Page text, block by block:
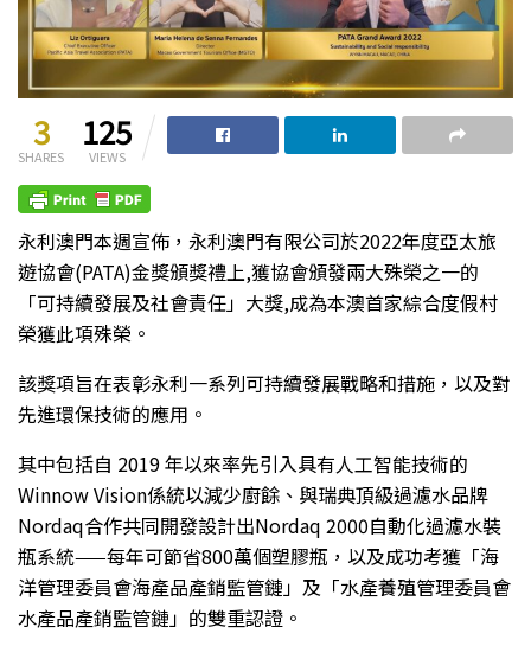
3
SHARES
125
VIEWS
永利澳門本週宣佈，永利澳門有限公司於2022年度亞太旅
遊協會(PATA)金獎頒獎禮上,獲協會頒發兩大殊榮之一的
「可持續發展及社會責任」大獎,成為本澳首家綜合度假村
榮獲此項殊榮。
該獎項旨在表彰永利一系列可持續發展戰略和措施，以及對
先進環保技術的應用。
其中包括自 2019 年以來率先引入具有人工智能技術的
Winnow Vision係統以減少廚餘、與瑞典頂級過濾水品牌
Nordaq合作共同開發設計出Nordaq 2000自動化過濾水裝
瓶系統——每年可節省800萬個塑膠瓶，以及成功考獲「海
洋管理委員會海產品產銷監管鏈」及「水產養殖管理委員會
水產品產銷監管鏈」的雙重認證。